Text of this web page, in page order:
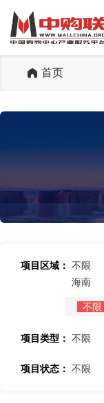
首页
项目区域： 不限
海南
不限
项目类型： 不限
项目状态： 不限